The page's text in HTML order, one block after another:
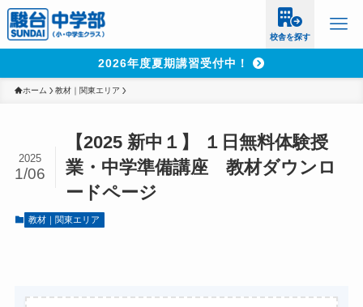
校舎を探す
2026年度夏期講習受付中！
ホーム 教材｜関東エリア
【2025 新中１】 １日無料体験授
業・中学準備講座 教材ダウンロ
ードページ
2025
1/06
教材｜関東エリア